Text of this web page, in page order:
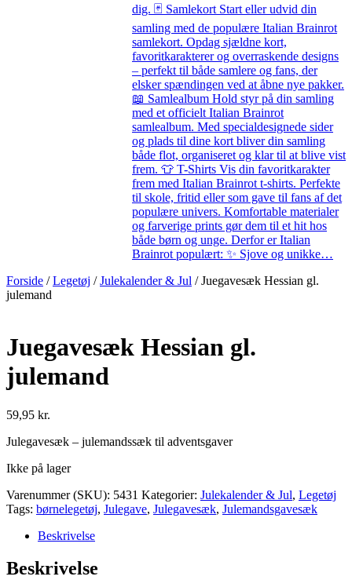
dig. 🃏 Samlekort Start eller udvid din
samling med de populære Italian Brainrot
samlekort. Opdag sjældne kort,
favoritkarakterer og overraskende designs
– perfekt til både samlere og fans, der
elsker spændingen ved at åbne nye pakker.
📖 Samlealbum Hold styr på din samling
med et officielt Italian Brainrot
samlealbum. Med specialdesignede sider
og plads til dine kort bliver din samling
både flot, organiseret og klar til at blive vist
frem. 👕 T-Shirts Vis din favoritkarakter
frem med Italian Brainrot t-shirts. Perfekte
til skole, fritid eller som gave til fans af det
populære univers. Komfortable materialer
og farverige prints gør dem til et hit hos
både børn og unge. Derfor er Italian
Brainrot populært: ✨ Sjove og unikke…
Forside /Legetøj /Julekalender & Jul / Juegavesæk Hessian gl.
julemand
Juegavesæk Hessian gl.
julemand
59,95 kr.
Julegavesæk – julemandssæk til adventsgaver
Ikke på lager
Varenummer (SKU): 5431 Kategorier: Julekalender & Jul, Legetøj
Tags: børnelegetøj, Julegave, Julegavesæk, Julemandsgavesæk
Beskrivelse
Beskrivelse